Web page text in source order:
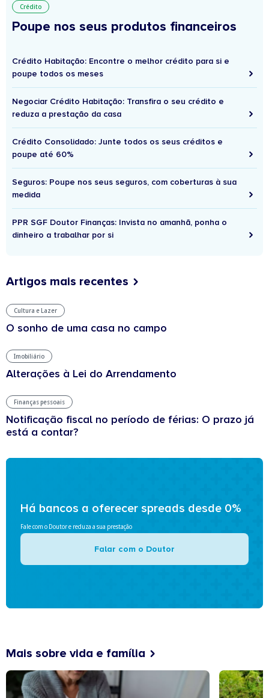
Crédito
Poupe nos seus produtos financeiros
Crédito Habitação: Encontre o melhor crédito para si e
poupe todos os meses
Negociar Crédito Habitação: Transfira o seu crédito e
reduza a prestação da casa
Crédito Consolidado: Junte todos os seus créditos e
poupe até 60%
Seguros: Poupe nos seus seguros, com coberturas à sua
medida
PPR SGF Doutor Finanças: Invista no amanhã, ponha o
dinheiro a trabalhar por si
Artigos mais recentes
Cultura e Lazer
O sonho de uma casa no campo
Imobiliário
Alterações à Lei do Arrendamento
Finanças pessoais
Notificação fiscal no período de férias: O prazo já
está a contar?
Há bancos a oferecer spreads desde 0%
Fale com o Doutor e reduza a sua prestação
Falar com o Doutor
Mais sobre vida e família